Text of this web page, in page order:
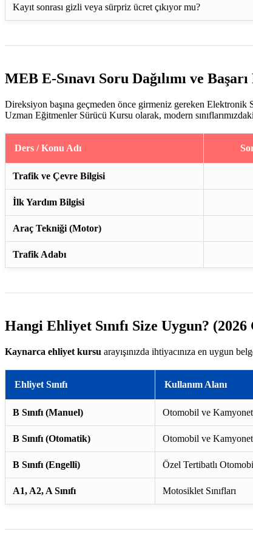
Kayıt sonrası gizli veya sürpriz ücret çıkıyor mu?
MEB E-Sınavı Soru Dağılımı ve
Direksiyon başına geçmeden önce girmeniz gereken Elektronik
Uzman Eğitmenler Sürücü Kursu olarak, modern
Ders / Konu Adı
Trafik ve Çevre Bilgisi
İlk Yardım Bilgisi
Araç Tekniği (Motor)
Trafik Adabı
Hangi Ehliyet Sınıfı Size Uygun?
Kaynarca ehliyet kursu arayışınızda ihtiyacınıza en uygun
Ehliyet Sınıfı Kullanım Alanı
B Sınıfı (Manuel) Otomobil ve Kamyonet
B Sınıfı (Otomatik) Otomobil ve Kamyonet
B Sınıfı (Engelli) Özel Tertibatlı
A1, A2, A Sınıfı Motosiklet Sınıfları